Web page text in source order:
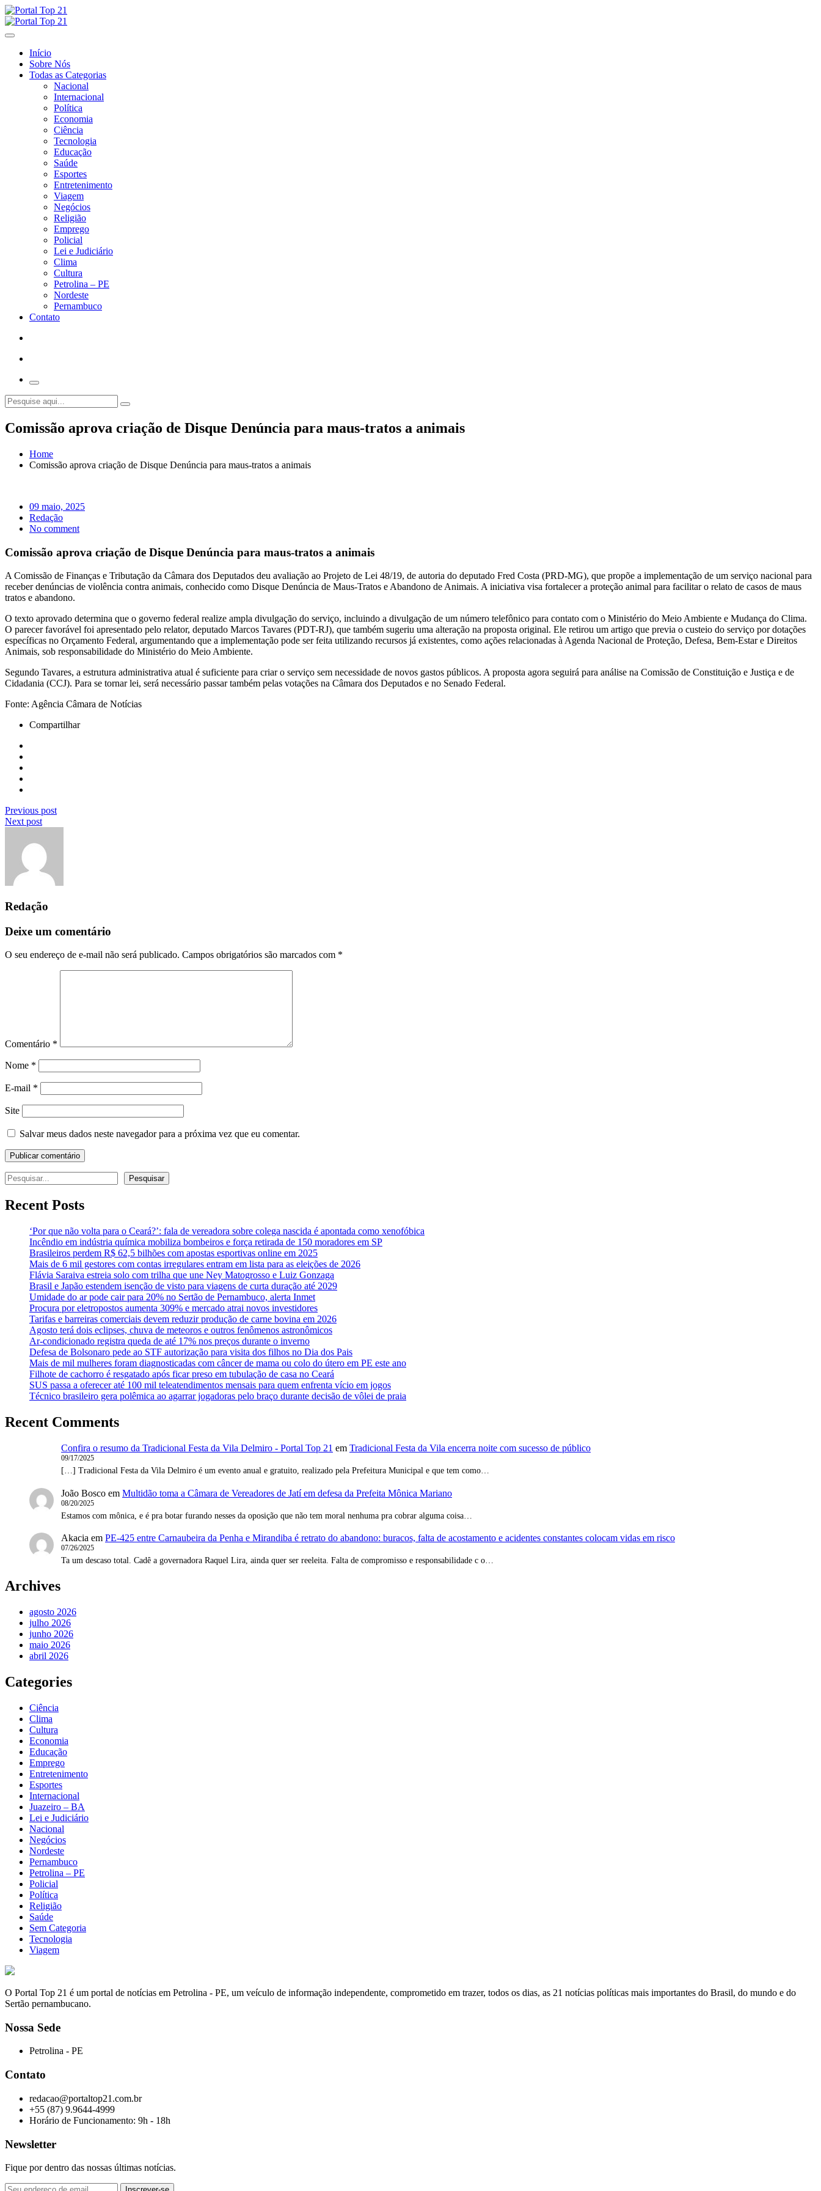
Skip
to
content
Início
Sobre Nós
Todas as Categorias
Nacional
Internacional
Política
Economia
Ciência
Tecnologia
Educação
Saúde
Esportes
Entretenimento
Viagem
Negócios
Religião
Emprego
Policial
Lei e Judiciário
Clima
Cultura
Petrolina – PE
Nordeste
Pernambuco
Contato
Comissão aprova criação de Disque Denúncia para maus-tratos a animais
Home
Comissão aprova criação de Disque Denúncia para maus-tratos a animais
09 maio, 2025
Redação
No comment
Comissão aprova criação de Disque Denúncia para maus-tratos a animais
A Comissão de Finanças e Tributação da Câmara dos Deputados deu avaliação ao Projeto de Lei 48/19, de autoria do deputado Fred Costa (PRD-MG), que propõe a implementação de um serviço nacional para
receber denúncias de violência contra animais, conhecido como Disque Denúncia de Maus-Tratos e Abandono de Animais. A iniciativa visa fortalecer a proteção animal para facilitar o relato de casos de maus
tratos e abandono.
O texto aprovado determina que o governo federal realize ampla divulgação do serviço, incluindo a divulgação de um número telefônico para contato com o Ministério do Meio Ambiente e Mudança do Clima.
O parecer favorável foi apresentado pelo relator, deputado Marcos Tavares (PDT-RJ), que também sugeriu uma alteração na proposta original. Ele retirou um artigo que previa o custeio do serviço por dotações
específicas no Orçamento Federal, argumentando que a implementação pode ser feita utilizando recursos já existentes, como ações relacionadas à Agenda Nacional de Proteção, Defesa, Bem-Estar e Direitos
Animais, sob responsabilidade do Ministério do Meio Ambiente.
Segundo Tavares, a estrutura administrativa atual é suficiente para criar o serviço sem necessidade de novos gastos públicos. A proposta agora seguirá para análise na Comissão de Constituição e Justiça e de
Cidadania (CCJ). Para se tornar lei, será necessário passar também pelas votações na Câmara dos Deputados e no Senado Federal.
Fonte: Agência Câmara de Notícias
Compartilhar
Previous post
Next post
Redação
Deixe um comentário
O seu endereço de e-mail não será publicado. Campos obrigatórios são marcados com *
Comentário *
Nome *
E-mail *
Site
Salvar meus dados neste navegador para a próxima vez que eu comentar.
Pesquisar Pesquisar
Recent Posts
‘Por que não volta para o Ceará?’: fala de vereadora sobre colega nascida é apontada como xenofóbica
Incêndio em indústria química mobiliza bombeiros e força retirada de 150 moradores em SP
Brasileiros perdem R$ 62,5 bilhões com apostas esportivas online em 2025
Mais de 6 mil gestores com contas irregulares entram em lista para as eleições de 2026
Flávia Saraiva estreia solo com trilha que une Ney Matogrosso e Luiz Gonzaga
Brasil e Japão estendem isenção de visto para viagens de curta duração até 2029
Umidade do ar pode cair para 20% no Sertão de Pernambuco, alerta Inmet
Procura por eletropostos aumenta 309% e mercado atrai novos investidores
Tarifas e barreiras comerciais devem reduzir produção de carne bovina em 2026
Agosto terá dois eclipses, chuva de meteoros e outros fenômenos astronômicos
Ar-condicionado registra queda de até 17% nos preços durante o inverno
Defesa de Bolsonaro pede ao STF autorização para visita dos filhos no Dia dos Pais
Mais de mil mulheres foram diagnosticadas com câncer de mama ou colo do útero em PE este ano
Filhote de cachorro é resgatado após ficar preso em tubulação de casa no Ceará
SUS passa a oferecer até 100 mil teleatendimentos mensais para quem enfrenta vício em jogos
Técnico brasileiro gera polêmica ao agarrar jogadoras pelo braço durante decisão de vôlei de praia
Recent Comments
Confira o resumo da Tradicional Festa da Vila Delmiro - Portal Top 21 em Tradicional Festa da Vila encerra noite com sucesso de público
09/17/2025
[…] Tradicional Festa da Vila Delmiro é um evento anual e gratuito, realizado pela Prefeitura Municipal e que tem como…
João Bosco em Multidão toma a Câmara de Vereadores de Jatí em defesa da Prefeita Mônica Mariano
08/20/2025
Estamos com mônica, e é pra botar furando nesses da oposição que não tem moral nenhuma pra cobrar alguma coisa…
Akacia em PE-425 entre Carnaubeira da Penha e Mirandiba é retrato do abandono: buracos, falta de acostamento e acidentes constantes colocam vidas em risco
07/26/2025
Ta um descaso total. Cadê a governadora Raquel Lira, ainda quer ser reeleita. Falta de compromisso e responsabilidade c o…
Archives
agosto 2026
julho 2026
junho 2026
maio 2026
abril 2026
Categories
Ciência
Clima
Cultura
Economia
Educação
Emprego
Entretenimento
Esportes
Internacional
Juazeiro – BA
Lei e Judiciário
Nacional
Negócios
Nordeste
Pernambuco
Petrolina – PE
Policial
Política
Religião
Saúde
Sem Categoria
Tecnologia
Viagem
O Portal Top 21 é um portal de notícias em Petrolina - PE, um veículo de informação independente, comprometido em trazer, todos os dias, as 21 notícias políticas mais importantes do Brasil, do mundo e do
Sertão pernambucano.
Nossa Sede
Petrolina - PE
Contato
redacao@portaltop21.com.br
+55 (87) 9.9644-4999
Horário de Funcionamento: 9h - 18h
Newsletter
Fique por dentro das nossas últimas notícias.